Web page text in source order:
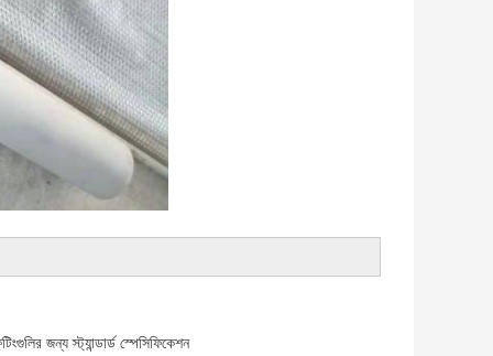
জন্য স্ট্যান্ডার্ড স্পেসিফিকেশন